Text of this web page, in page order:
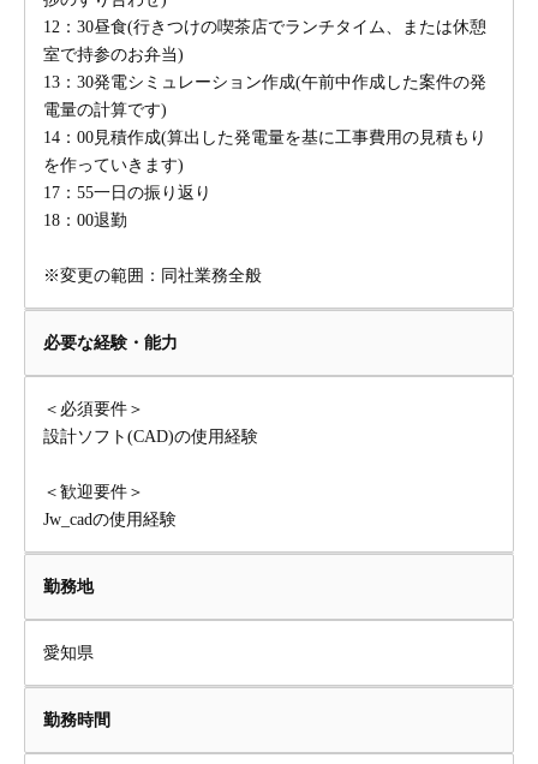
12：30昼食(行きつけの喫茶店でランチタイム、または休憩
室で持参のお弁当)
13：30発電シミュレーション作成(午前中作成した案件の発
電量の計算です)
14：00見積作成(算出した発電量を基に工事費用の見積もり
を作っていきます)
17：55一日の振り返り
18：00退勤
※変更の範囲：同社業務全般
必要な経験・能力
＜必須要件＞
設計ソフト(CAD)の使用経験
＜歓迎要件＞
Jw_cadの使用経験
勤務地
愛知県
勤務時間